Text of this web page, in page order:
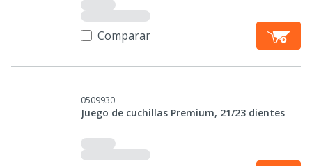
Comparar
0509930
Juego de cuchillas Premium, 21/23 dientes